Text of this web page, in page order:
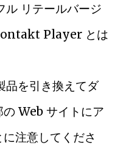
リテールバージ
Player とは
品を引き換えてダ
Web サイトにア
注意してくださ